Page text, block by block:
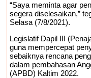
“Saya meminta agar
segera diselesaikan,”
Selasa (7/8/2021).
Legislatif Dapil III
guna mempercepat
sebaiknya rencana
dalam pembahasan
(APBD) Kaltim 2022.